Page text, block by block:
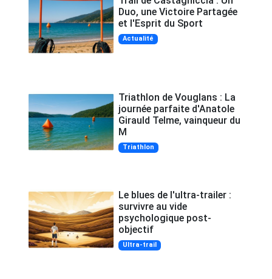
Duo, une Victoire Partagée
et l'Esprit du Sport
Actualité
Triathlon de Vouglans : La
journée parfaite d'Anatole
Girauld Telme, vainqueur du
M
Triathlon
Le blues de l'ultra-trailer :
survivre au vide
psychologique post-
objectif
Ultra-trail